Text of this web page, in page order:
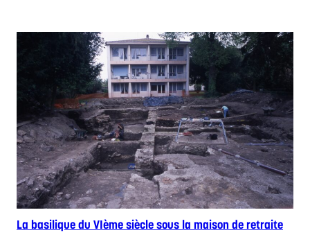
La basilique du VIème siècle sous la maison de retraite